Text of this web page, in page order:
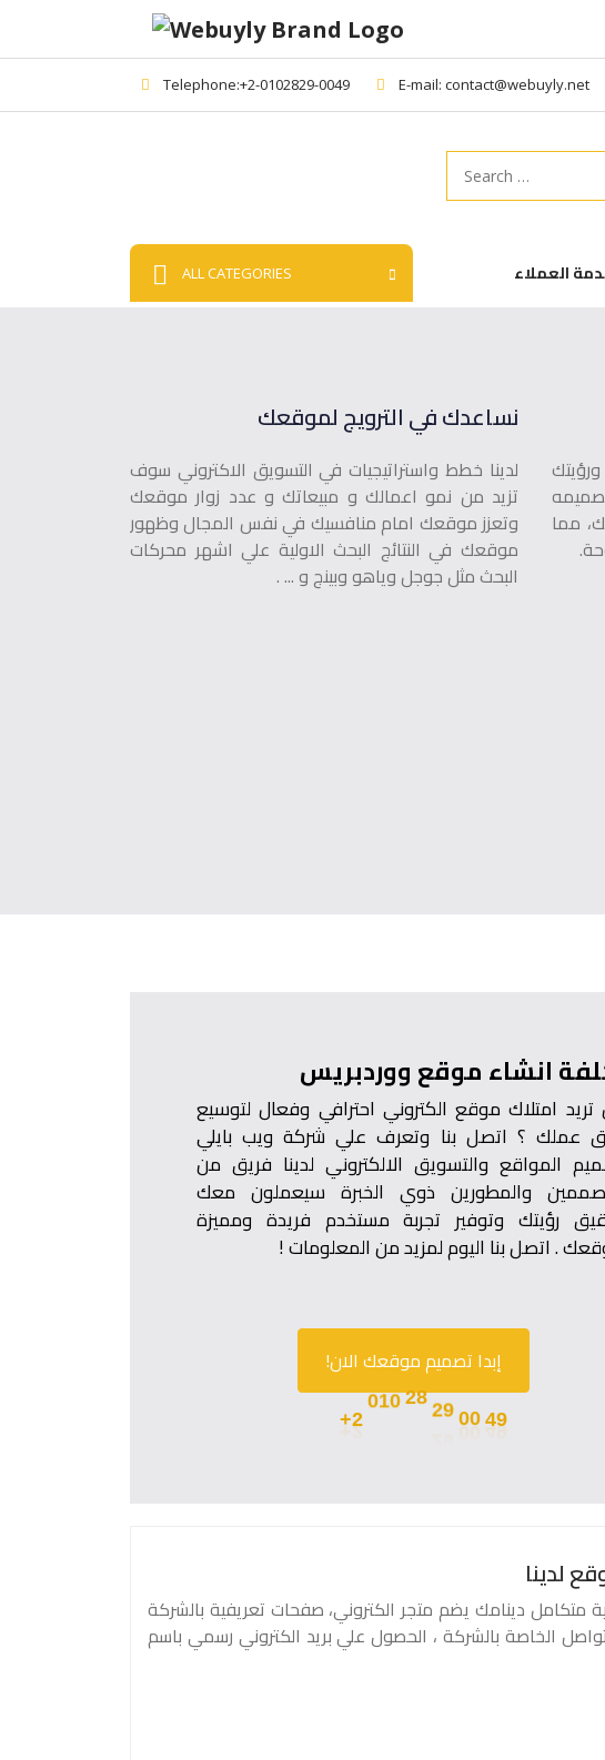
Telephone:+2-0102829-0049 E-mail: contact@webuyly.net
ALL CATEGORIES العملاء
مما
نساعدك في الترويج لموقعك
لدينا خطط واستراتيجيات في التسويق الاكتروني سوف
تزيد من نمو اعمالك و مبيعاتك و عدد زوار موقعك
وتعزز موقعك امام منافسيك في نفس المجال وظهور
موقعك في النتائج البحث الاولية علي اشهر محركات
البحث مثل جوجل وياهو وبينج و ... .
انشاء موقع ووردبريس
امتلاك موقع الكتروني احترافي وفعال لتوسيع
عملك ؟ اتصل بنا وتعرف علي شركة ويب بايلي
المواقع والتسويق الالكتروني لدينا فريق من
والمطورين ذوي الخبرة سيعملون معك
رؤيتك وتوفير تجربة مستخدم فريدة ومميزة
. اتصل بنا اليوم لمزيد من المعلومات !
إبدا تصميم موقعك الان!
49
00
29
2+
لدينا
متكامل دينامك يضم متجر الكتروني، صفحات تعريفية بالشركة
الخاصة بالشركة ، الحصول علي بريد الكتروني رسمي باسم